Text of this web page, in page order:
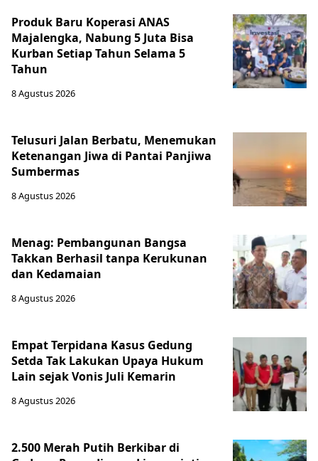
Produk Baru Koperasi ANAS
Majalengka, Nabung 5 Juta Bisa
Kurban Setiap Tahun Selama 5
Tahun
8 Agustus 2026
Telusuri Jalan Berbatu, Menemukan
Ketenangan Jiwa di Pantai Panjiwa
Sumbermas
8 Agustus 2026
Menag: Pembangunan Bangsa
Takkan Berhasil tanpa Kerukunan
dan Kedamaian
8 Agustus 2026
Empat Terpidana Kasus Gedung
Setda Tak Lakukan Upaya Hukum
Lain sejak Vonis Juli Kemarin
8 Agustus 2026
2.500 Merah Putih Berkibar di